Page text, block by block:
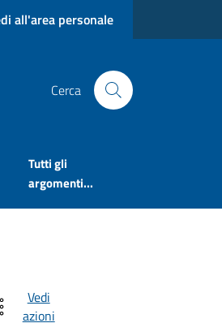
all'area personale
Cerca
Tutti gli
argomenti...
Vedi
azioni